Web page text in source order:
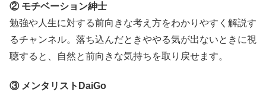
② モチベーション紳士
勉強や人生に対する前向きな考え方をわかりやすく解説す
るチャンネル。落ち込んだときややる気が出ないときに視
聴すると、自然と前向きな気持ちを取り戻せます。
③ メンタリストDaiGo